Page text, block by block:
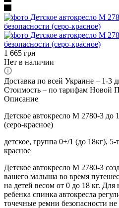
1 665 грн
Нет в наличии
Доставка по всей Украине – 1-3
Стоимость – по тарифам Новой
Описание
Детское автокресло M 2780-3 до
(серо-красное)
детское, группа 0+/1 (до 18кг),
красное
Детское автокресло M 2780-3
вашего малыша во время
на детей весом от 0 до 18 кг. Для
ребенка спинка автокресла
точечные ремни безопасности